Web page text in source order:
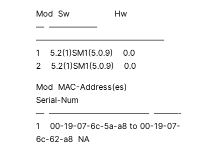
Mod Sw Hw
— ——————
————————————————
1 5.2(1)SM1(5.0.9) 0.0
2 5.2(1)SM1(5.0.9) 0.0
Mod MAC-Address(es)
Serial-Num
— ————————————– ———-
1 00-19-07-6c-5a-a8 to 00-19-07-
6c-62-a8 NA